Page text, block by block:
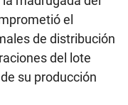
el
de distribución
del lote
su producción